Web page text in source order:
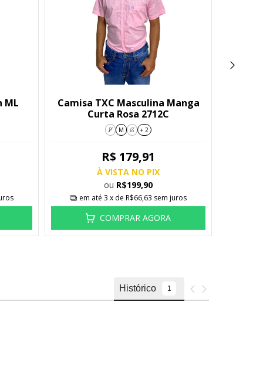
ML
Camisa TXC Masculina Manga
Curta Rosa 2712C
P M G + 2
R$ 179,91
À VISTA NO PIX
ou R$199,90
em até 3 x de R$66,63 sem juros
COMPRAR AGORA